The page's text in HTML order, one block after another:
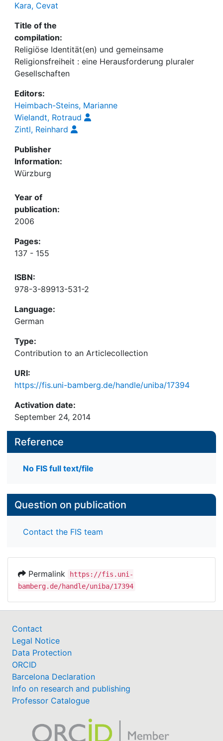
Kara, Cevat
Title of the
compilation:
Religiöse Identität(en) und gemeinsame
Religionsfreiheit : eine Herausforderung pluraler
Gesellschaften
Editors:
Heimbach-Steins, Marianne
Wielandt, Rotraud
Zintl, Reinhard
Publisher
Information:
Würzburg
Year of
publication:
2006
Pages:
137 - 155
ISBN:
978-3-89913-531-2
Language:
German
Type:
Contribution to an Articlecollection
URI:
https://fis.uni-bamberg.de/handle/uniba/17394
Activation date:
September 24, 2014
Reference
No FIS full text/file
Question on publication
Contact the FIS team
Permalink
https://fis.uni-
bamberg.de/handle/uniba/17394
Contact
Legal Notice
Data Protection
ORCID
Barcelona Declaration
Info on research and publishing
Professor Catalogue